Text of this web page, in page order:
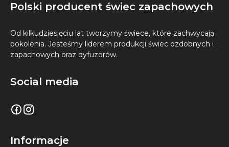
Polski producent świec zapachowych
Od kilkudziesięciu lat tworzymy świece, które zachwycają
pokolenia. Jesteśmy liderem produkcji świec ozdobnych i
zapachowych oraz dyfuzorów.
Social media
Informacje